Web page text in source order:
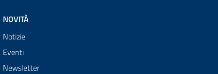
NOVITÀ
Notizie
Eventi
Newsletter